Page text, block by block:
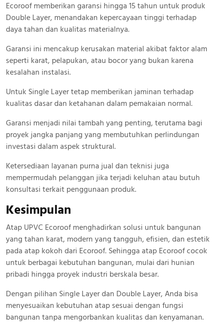
Ecoroof memberikan garansi hingga 15 tahun untuk produk
Double Layer, menandakan kepercayaan tinggi terhadap
daya tahan dan kualitas materialnya.
Garansi ini mencakup kerusakan material akibat faktor alam
seperti karat, pelapukan, atau bocor yang bukan karena
kesalahan instalasi.
Untuk Single Layer tetap memberikan jaminan terhadap
kualitas dasar dan ketahanan dalam pemakaian normal.
Garansi menjadi nilai tambah yang penting, terutama bagi
proyek jangka panjang yang membutuhkan perlindungan
investasi dalam aspek struktural.
Ketersediaan layanan purna jual dan teknisi juga
mempermudah pelanggan jika terjadi keluhan atau butuh
konsultasi terkait penggunaan produk.
Kesimpulan
Atap UPVC Ecoroof menghadirkan solusi untuk bangunan
yang tahan karat, modern yang tangguh, efisien, dan estetik
pada atap kokoh dari Ecoroof. Sehingga atap Ecoroof cocok
untuk berbagai kebutuhan bangunan, mulai dari hunian
pribadi hingga proyek industri berskala besar.
Dengan pilihan Single Layer dan Double Layer, Anda bisa
menyesuaikan kebutuhan atap sesuai dengan fungsi
bangunan tanpa mengorbankan kualitas dan kenyamanan.